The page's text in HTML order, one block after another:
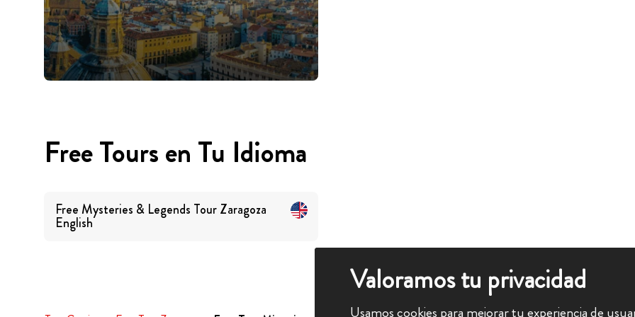
Free Tours en Tu Idioma
Free Mysteries & Legends Tour Zaragoza
English
Valoramos tu privacidad
Usamos cookies para mejorar tu experiencia de